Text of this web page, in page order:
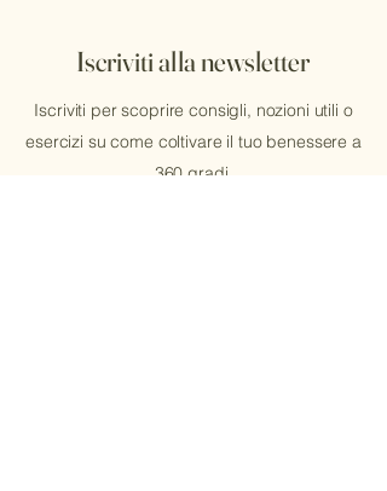
Iscriviti alla newsletter
Iscriviti per scoprire consigli, nozioni utili o
esercizi su come coltivare il tuo benessere a
360 gradi.